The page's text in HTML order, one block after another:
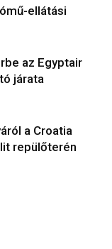
ellátási
az Egyptair
járata
a Croatia
repülőterén